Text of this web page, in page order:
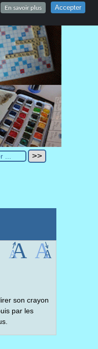
En savoir plus Accepter
son crayon
par les